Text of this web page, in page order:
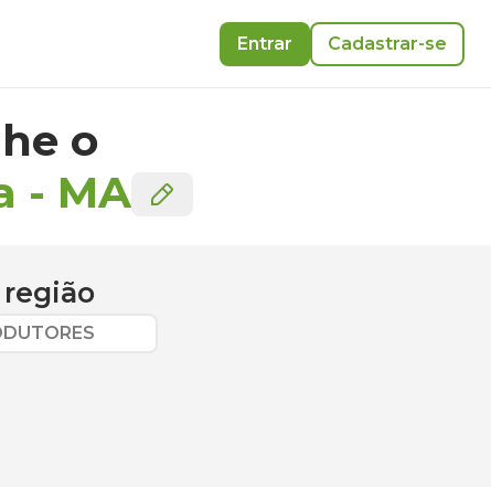
Entrar Cadastrar-se
o
- MA
região